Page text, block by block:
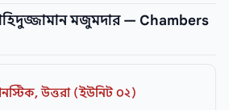
মজুমদার — Chambers
উত্তরা (ইউনিট ০২)